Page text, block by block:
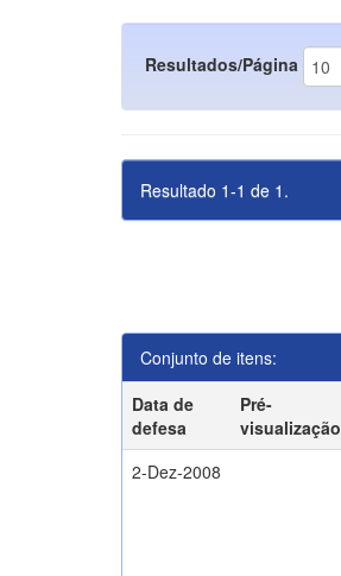
Resultados/Página
Resultado 1-1 de 1.
Conjunto de itens:
Data de
defesa
Pré-
visualização
2-Dez-2008